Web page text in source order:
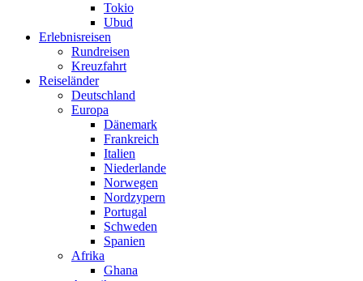
Tokio
Ubud
Erlebnisreisen
Rundreisen
Kreuzfahrt
Reiseländer
Deutschland
Europa
Dänemark
Frankreich
Italien
Niederlande
Norwegen
Nordzypern
Portugal
Schweden
Spanien
Afrika
Ghana